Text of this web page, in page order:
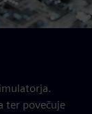
ter povečuje